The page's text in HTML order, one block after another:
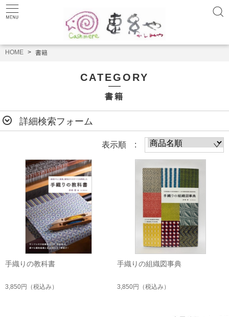
HOME 書籍
CATEGORY
書籍
詳細検索フォーム
表示順 :
手織りの教科書
3,850円 （税込み）
手織りの組織図事典
3,850円 （税込み）